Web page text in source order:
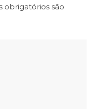
obrigatórios são